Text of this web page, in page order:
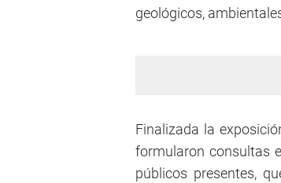
geológicos,
Finalizada la
formularon consultas
públicos presentes,